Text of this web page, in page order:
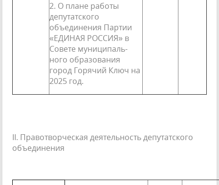
2. О плане работы
депутатского
объединения Партии
«ЕДИНАЯ РОССИЯ» в
Совете муниципаль­
ного образования
город Горячий Ключ на
2025 год.
II. Правотворческая деятельность депутатского
объединения